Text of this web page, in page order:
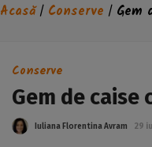
Acasă/ Conserve / Gem
Conserve
Gem de caise
Iuliana Florentina Avram 29